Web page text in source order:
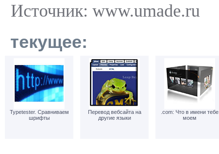
Источник: www.umade.ru
текущее:
Typetester. Сравниваем
шрифты
Перевод вебсайта на
другие языки
.com: Что в имени тебе
моем